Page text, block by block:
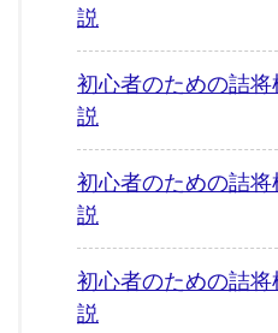
説
初心者のための詰
説
初心者のための詰
説
初心者のための詰
説